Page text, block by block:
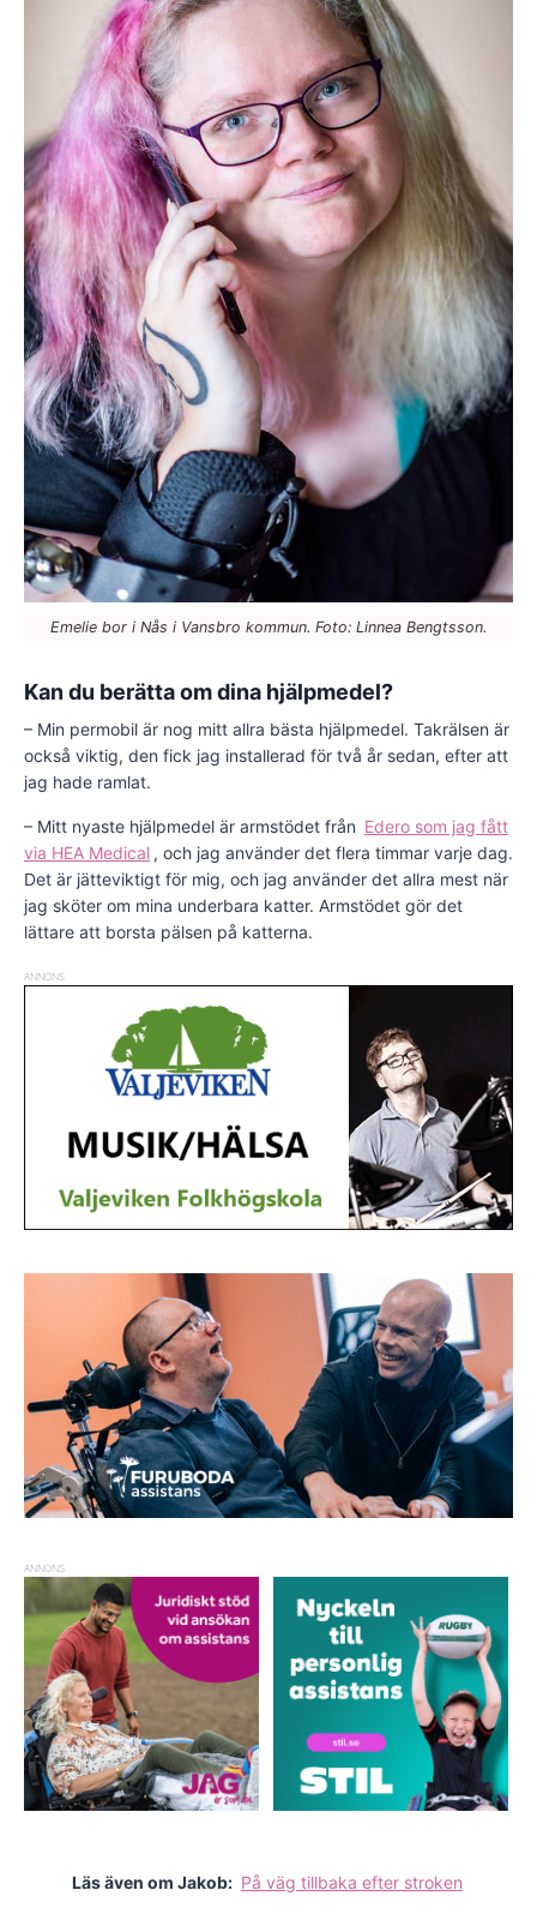
Emelie bor i Nås i Vansbro kommun. Foto: Linnea Bengtsson.
Kan du berätta om dina hjälpmedel?
– Min permobil är nog mitt allra bästa hjälpmedel. Takrälsen är
också viktig, den fick jag installerad för två år sedan, efter att
jag hade ramlat.
– Mitt nyaste hjälpmedel är armstödet från Edero som jag fått
via HEA Medical , och jag använder det flera timmar varje dag.
Det är jätteviktigt för mig, och jag använder det allra mest när
jag sköter om mina underbara katter. Armstödet gör det
lättare att borsta pälsen på katterna.
ANNONS
ANNONS
Läs även om Jakob: På väg tillbaka efter stroken